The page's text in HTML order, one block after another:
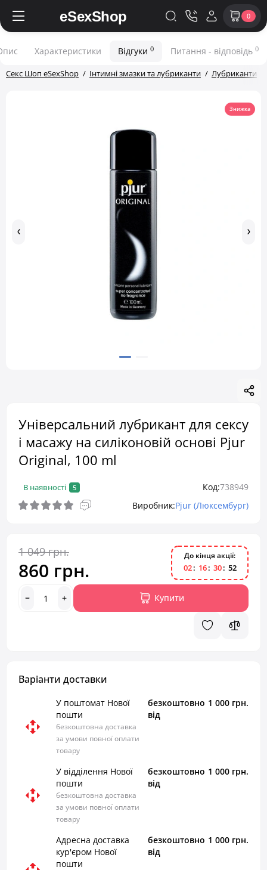
0
Секс Шоп eSexShop Інтимні змазки та лубриканти Лубриканти
Характеристики Відгуки 0 Питання - відповідь 0
Знижка
Універсальний лубрикант для сексу
і масажу на силіконовій основі Pjur
Original, 100 ml
В наявності 5 Код:738949
Виробник:Pjur (Люксембург)
1 049 грн.
860 грн.
До кінця акції:
02 16 30 51
Купити
Варіанти доставки
У поштомат Нової
пошти
безкоштовна доставка
за умови повної оплати
товару
безкоштовно
від
1 000 грн.
У відділення Нової
пошти
безкоштовна доставка
за умови повної оплати
товару
безкоштовно
від
1 000 грн.
Адресна доставка
кур'єром Нової
пошти
безкоштовно
від
1 000 грн.